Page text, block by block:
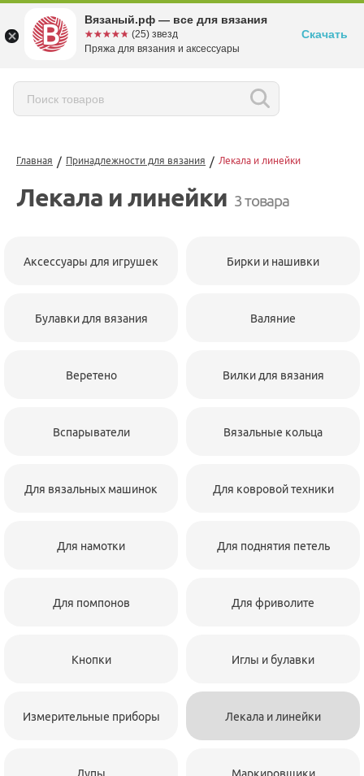
Главная / Принадлежности для вязания / Лекала и линейки
Лекала и линейки 3 товара
Аксессуары для игрушек Бирки и нашивки
Булавки для вязания Валяние
Веретено Вилки для вязания
Вспарыватели Вязальные кольца
Для вязальных машинок Для ковровой техники
Для намотки Для поднятия петель
Для помпонов Для фриволите
Кнопки Иглы и булавки
Измерительные приборы Лекала и линейки
Вязаный.рф — все для вязания
☆☆☆☆☆
★★★★★ (25) звезд
Пряжа для вязания и аксессуары
Скачать